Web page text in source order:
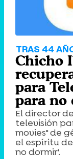
TRAS 44
Chicho
para
para no
El director
televisión
movies" de
el espíritu
no dormir'.